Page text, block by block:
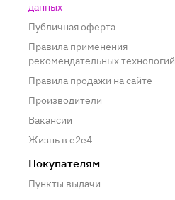
данных
Публичная оферта
Правила применения
рекомендательных технологий
Правила продажи на сайте
Производители
Вакансии
Жизнь в e2e4
Покупателям
Пункты выдачи